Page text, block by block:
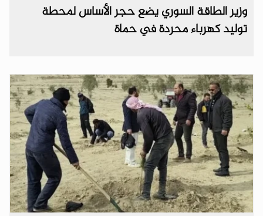
وزير الطاقة السوري يضع حجر الأساس لمحطة
توليد كهرباء محردة في حماة